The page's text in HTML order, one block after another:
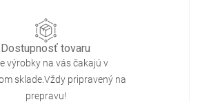
Dostupnosť tovaru
výrobky na vás čakajú v
sklade.Vždy pripravený na
prepravu!